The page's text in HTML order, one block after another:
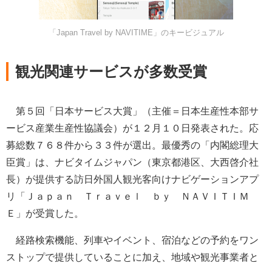
「Japan Travel by NAVITIME」のキービジュアル
観光関連サービスが多数受賞
第５回「日本サービス大賞」（主催＝日本生産性本部サ
ービス産業生産性協議会）が１２月１０日発表された。応
募総数７６８件から３３件が選出。最優秀の「内閣総理大
臣賞」は、ナビタイムジャパン（東京都港区、大西啓介社
長）が提供する訪日外国人観光客向けナビゲーションアプ
リ「Ｊａｐａｎ Ｔｒａｖｅｌ ｂｙ ＮＡＶＩＴＩＭ
Ｅ」が受賞した。
経路検索機能、列車やイベント、宿泊などの予約をワン
ストップで提供していることに加え、地域や観光事業者と